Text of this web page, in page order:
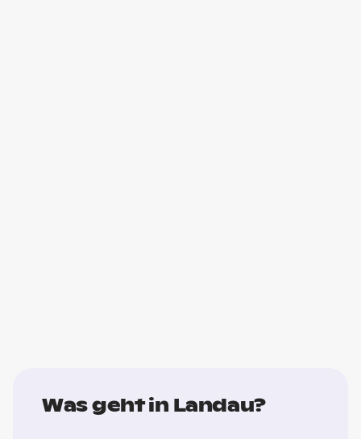
Was geht in Landau?